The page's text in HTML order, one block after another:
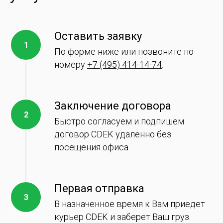
Оставить заявку
По форме ниже или позвоните по
номеру +7 (495) 414-14-74.
Заключение договора
Быстро согласуем и подпишем
договор CDEK удаленно без
посещения офиса.
Первая отправка
В назначенное время к Вам приедет
курьер CDEK и заберет Ваш груз.